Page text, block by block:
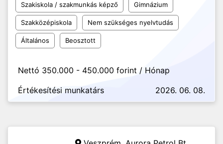
Szakiskola / szakmunkás képző Gimnázium
Szakközépiskola Nem szükséges nyelvtudás
Általános Beosztott
Nettó 350.000 - 450.000 forint / Hónap
Értékesítési munkatárs
2026. 06. 08.